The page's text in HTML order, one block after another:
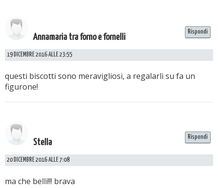
Annamaria tra forno e fornelli
19 DICEMBRE 2016 ALLE 23:55
questi biscotti sono meravigliosi, a regalarli su fa un
figurone!
Rispondi
Stella
20 DICEMBRE 2016 ALLE 7:08
ma che belli!!! brava
Rispondi